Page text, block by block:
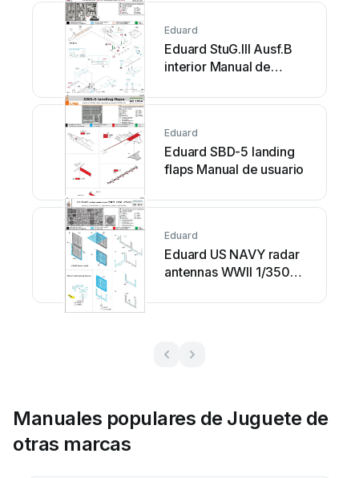
Eduard
Eduard StuG.III Ausf.B
interior Manual de
Eduard
Eduard SBD-5 landing
flaps Manual de usuario
Eduard
Eduard US NAVY radar
antennas WWII 1/350
usuario
Manuales populares de Juguete de
otras marcas